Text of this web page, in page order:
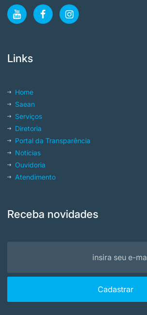
Links
Home
Saean
Serviços
Diretoria
Portal da Transparência
Notícias
Ouvidoria
Atendimento
Receba novidades